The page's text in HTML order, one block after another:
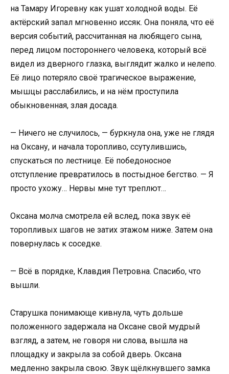
на Тамару Игоревну как ушат холодной воды. Её
актёрский запал мгновенно иссяк. Она поняла, что её
версия событий, рассчитанная на любящего сына,
перед лицом постороннего человека, который всё
видел из дверного глазка, выглядит жалко и нелепо.
Её лицо потеряло своё трагическое выражение,
мышцы расслабились, и на нём проступила
обыкновенная, злая досада.
— Ничего не случилось, — буркнула она, уже не глядя
на Оксану, и начала торопливо, ссутулившись,
спускаться по лестнице. Её победоносное
отступление превратилось в постыдное бегство. — Я
просто ухожу… Нервы мне тут треплют…
Оксана молча смотрела ей вслед, пока звук её
торопливых шагов не затих этажом ниже. Затем она
повернулась к соседке.
— Всё в порядке, Клавдия Петровна. Спасибо, что
вышли.
Старушка понимающе кивнула, чуть дольше
положенного задержала на Оксане свой мудрый
взгляд, а затем, не говоря ни слова, вышла на
площадку и закрыла за собой дверь. Оксана
медленно закрыла свою. Звук щёлкнувшего замка